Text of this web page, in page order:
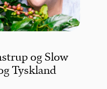
og Slow
Tyskland